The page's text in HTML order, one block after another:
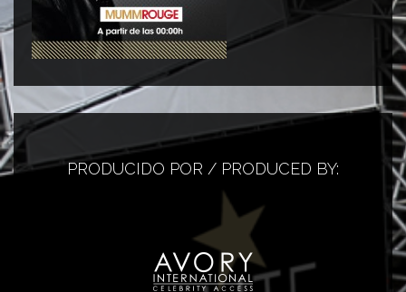
PRODUCIDO POR / PRODUCED BY: